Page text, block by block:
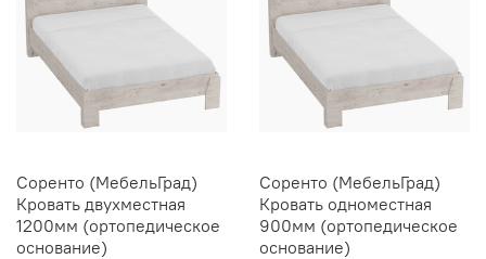
Соренто (МебельГрад)
Кровать двухместная
1200мм (ортопедическое
основание)
Соренто (МебельГрад)
Кровать одноместная
900мм (ортопедическое
основание)